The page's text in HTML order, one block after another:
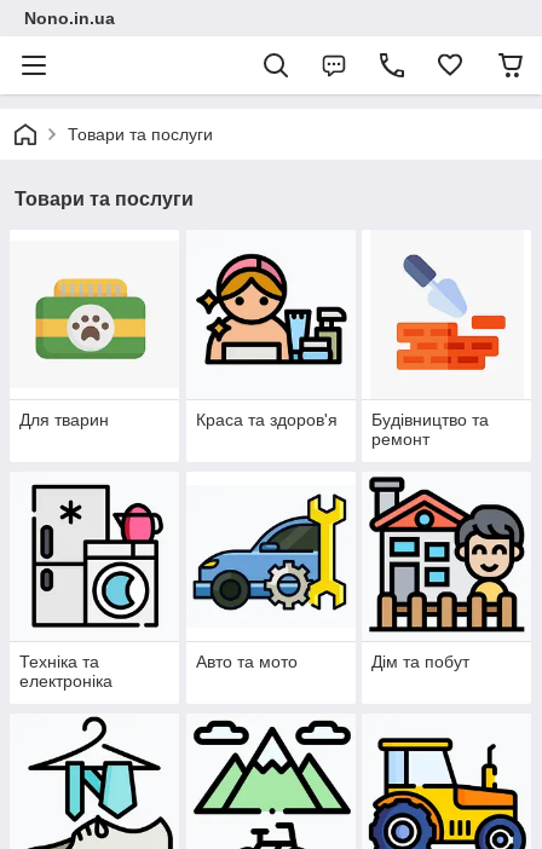
Nono.in.ua
Товари та послуги
Товари та послуги
Для тварин Краса та здоров'я
Будівництво та
ремонт
Техніка та
електроніка
Авто та мото Дім та побут